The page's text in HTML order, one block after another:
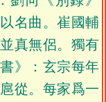
名曲。崔國輔
真無侶。獨有
》：玄宗每年
從。每家爲一